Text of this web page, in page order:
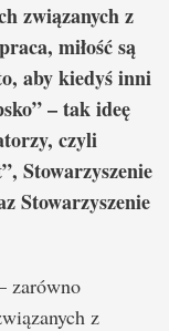
związanych z
miłość są
aby kiedyś inni
– tak ideę
czyli
Stowarzyszenie
Stowarzyszenie
zarówno
z